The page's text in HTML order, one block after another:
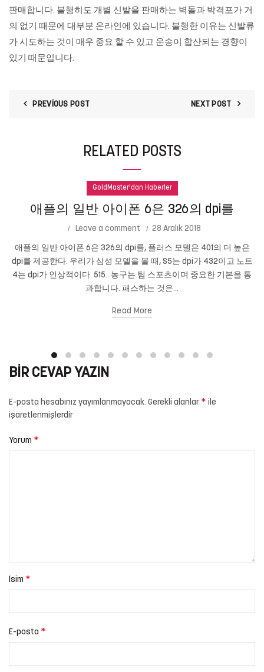
판매합니다. 불행히도 개별 신발을 판매하는 벽돌과 박격포가 거
의 없기 때문에 대부분 온라인에 있습니다. 불행한 이유는 신발류
가 시도하는 것이 매우 중요 할 수 있고 운송이 합산되는 경향이
있기 때문입니다.
PREVIOUS POST NEXT POST
RELATED POSTS
GoldMaster'dan Haberler
애플의 일반 아이폰 6은 326의 dpi를
Leave a comment 28 Aralık 2018
애플의 일반 아이폰 6은 326의 dpi를, 플러스 모델은 401의 더 높은
dpi를 제공한다. 우리가 삼성 모델을 볼 때, S5는 dpi가 432이고 노트
4는 dpi가 인상적이다. 515.. 농구는 팀 스포츠이며 중요한 기본을 통
과합니다. 패스하는 것은...
Read More
BIR CEVAP YAZIN
E-posta hesabınız yayımlanmayacak. Gerekli alanlar * ile
işaretlenmişlerdir
Yorum *
İsim *
E-posta *